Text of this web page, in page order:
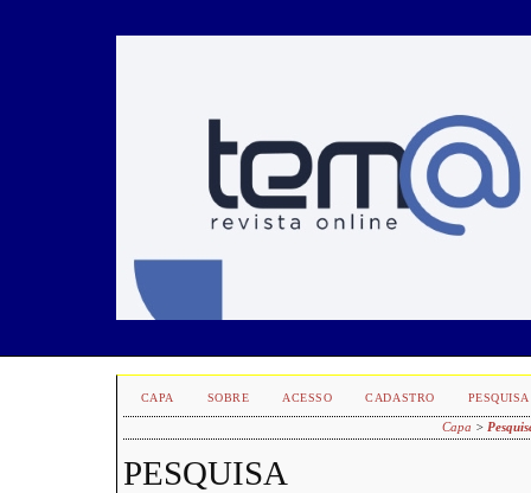
CAPA SOBRE ACESSO CADASTRO PESQUISA
Capa >
PESQUISA